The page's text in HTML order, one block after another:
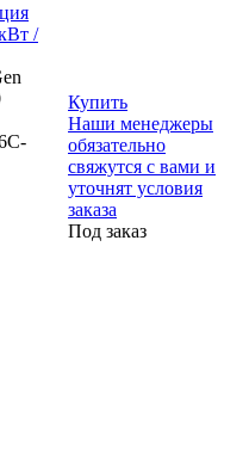
/
Купить
Наши менеджеры
обязательно
свяжутся с вами и
уточнят условия
заказа
Под заказ